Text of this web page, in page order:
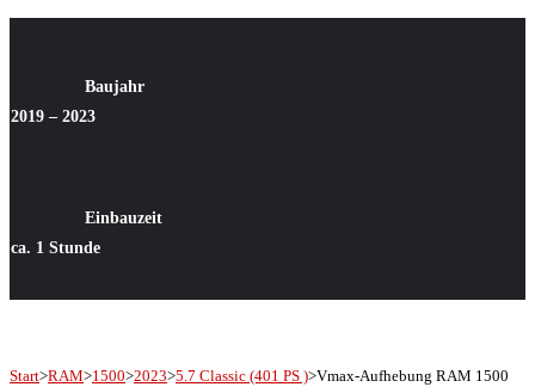
Baujahr
2019 – 2023
Einbauzeit
ca. 1 Stunde
Start>RAM>1500>2023>5.7 Classic (401 PS )>Vmax-Aufhebung RAM 1500